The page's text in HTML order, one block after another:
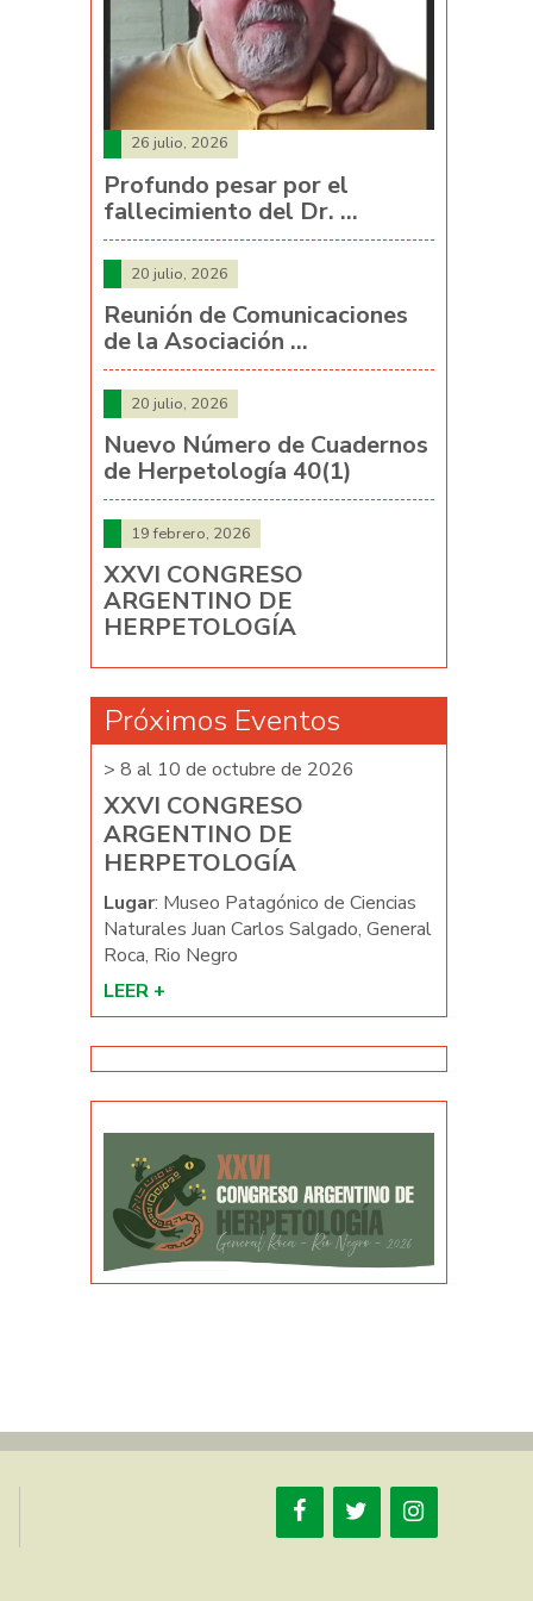
26 julio, 2026
Profundo pesar por el
fallecimiento del Dr. …
20 julio, 2026
Reunión de Comunicaciones
de la Asociación …
20 julio, 2026
Nuevo Número de Cuadernos
de Herpetología 40(1)
19 febrero, 2026
XXVI CONGRESO
ARGENTINO DE
HERPETOLOGÍA
Próximos Eventos
> 8 al 10 de octubre de 2026
XXVI CONGRESO
ARGENTINO DE
HERPETOLOGÍA
Lugar: Museo Patagónico de Ciencias
Naturales Juan Carlos Salgado, General
Roca, Rio Negro
LEER +